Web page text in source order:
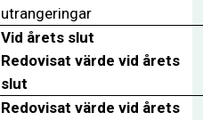
utrangeringar
Vid årets slut
Redovisat värde vid årets
slut
Redovisat värde vid årets